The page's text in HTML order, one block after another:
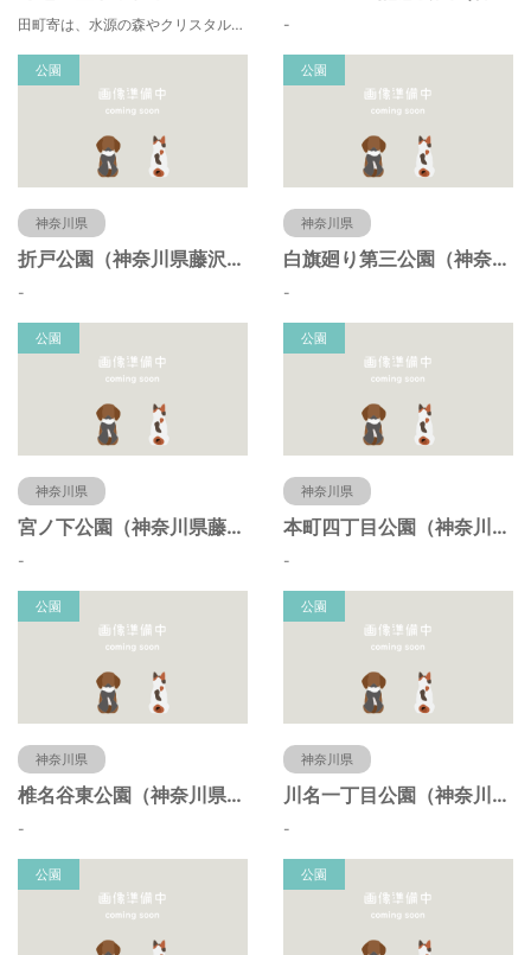
田町寄は、水源の森やクリスタルな清流 、 満天の星空などの豊かな自然に包まれ、 食や農、芸術の魅力あふれる川の里です。 ドッグランエリアを中心とした『やどりき七つ星ヴィレッジ』を ゆっくりお楽しみください。 -
公園
神奈川県
折戸公園（神奈川県藤沢市）
-
公園
神奈川県
白旗廻り第三公園（神奈川県藤沢市）
-
公園
神奈川県
宮ノ下公園（神奈川県藤沢市）
-
公園
神奈川県
本町四丁目公園（神奈川県藤沢市）
-
公園
神奈川県
椎名谷東公園（神奈川県藤沢市）
-
公園
神奈川県
川名一丁目公園（神奈川県藤沢市）
-
公園 公園